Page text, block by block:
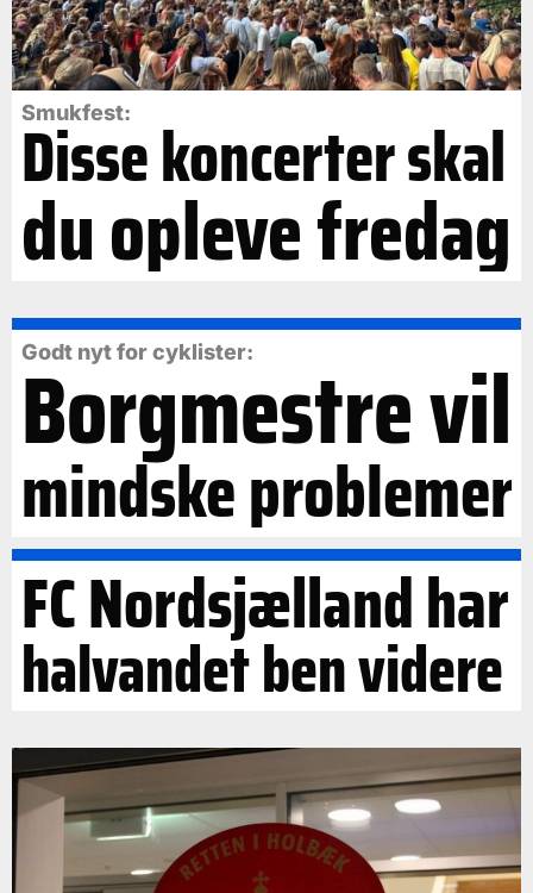
Smukfest:
Disse koncerter skal
du opleve fredag
Godt nyt for cyklister:
Borgmestre vil
mindske problemer
FC Nordsjælland har
halvandet ben videre